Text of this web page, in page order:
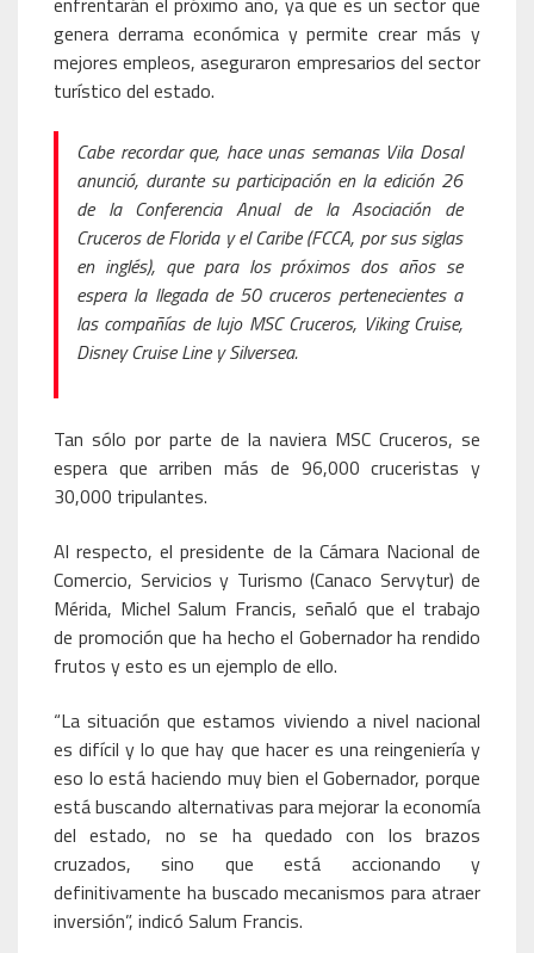
genera derrama económica y permite crear más y
mejores empleos, aseguraron empresarios del sector
turístico del estado.
Cabe recordar que, hace unas semanas Vila Dosal
anunció, durante su participación en la edición 26
de la Conferencia Anual de la Asociación de
Cruceros de Florida y el Caribe (FCCA, por sus siglas
en inglés), que para los próximos dos años se
espera la llegada de 50 cruceros pertenecientes a
las compañías de lujo MSC Cruceros, Viking Cruise,
Disney Cruise Line y Silversea.
Tan sólo por parte de la naviera MSC Cruceros, se
espera que arriben más de 96,000 cruceristas y
30,000 tripulantes.
Al respecto, el presidente de la Cámara Nacional de
Comercio, Servicios y Turismo (Canaco Servytur) de
Mérida, Michel Salum Francis, señaló que el trabajo
de promoción que ha hecho el Gobernador ha rendido
frutos y esto es un ejemplo de ello.
“La situación que estamos viviendo a nivel nacional
es difícil y lo que hay que hacer es una reingeniería y
eso lo está haciendo muy bien el Gobernador, porque
está buscando alternativas para mejorar la economía
del estado, no se ha quedado con los brazos
cruzados, sino que está accionando y
definitivamente ha buscado mecanismos para atraer
inversión”, indicó Salum Francis.